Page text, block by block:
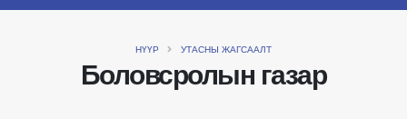
Боловсролын газар
НҮҮР УТАСНЫ ЖАГСААЛТ